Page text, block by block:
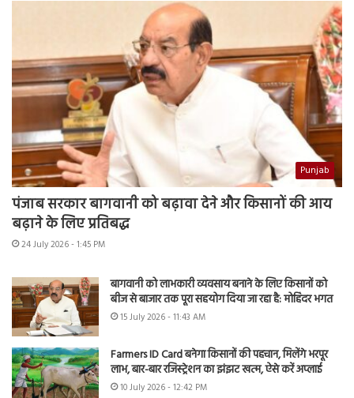
Punjab
पंजाब सरकार बागवानी को बढ़ावा देने और किसानों की आय
बढ़ाने के लिए प्रतिबद्ध
24 July 2026 - 1:45 PM
बागवानी को लाभकारी व्यवसाय बनाने के लिए किसानों को
बीज से बाजार तक पूरा सहयोग दिया जा रहा है: मोहिंदर भगत
15 July 2026 - 11:43 AM
Farmers ID Card बनेगा किसानों की पहचान, मिलेंगे भरपूर
लाभ, बार-बार रजिस्ट्रेशन का झंझट खत्म, ऐसे करें अप्लाई
10 July 2026 - 12:42 PM